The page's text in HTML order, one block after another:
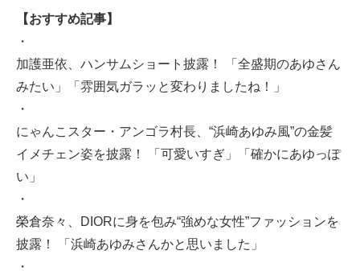
【おすすめ記事】
・
加護亜依、ハンサムショート披露！ 「全盛期のあゆさん
みたい」「雰囲気ガラッと変わりましたね！」
・
にゃんこスター・アンゴラ村長、“浜崎あゆみ風”の金髪
イメチェン姿を披露！ 「可愛いすぎ」「確かにあゆっぽ
い」
・
榮倉奈々、DIORに身を包み“強めな女性”ファッションを
披露！ 「浜崎あゆみさんかと思いました」
・